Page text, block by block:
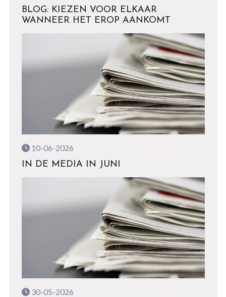
BLOG: KIEZEN VOOR ELKAAR
WANNEER HET EROP AANKOMT
10-06-2026
IN DE MEDIA IN JUNI
30-05-2026